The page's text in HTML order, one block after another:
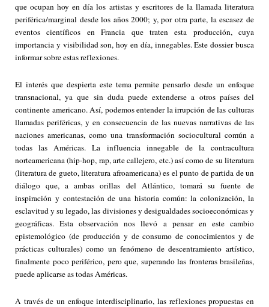
que ocupan hoy en día los artistas y escritores de la llamada literatura
periférica/marginal desde los años 2000; y, por otra parte, la escasez de
eventos científicos en Francia que traten esta producción, cuya
importancia y visibilidad son, hoy en día, innegables. Este dossier busca
informar sobre estas reflexiones.
El interés que despierta este tema permite pensarlo desde un enfoque
transnacional, ya que sin duda puede extenderse a otros países del
continente americano. Así, podemos entender la irrupción de las culturas
llamadas periféricas, y en consecuencia de las nuevas narrativas de las
naciones americanas, como una transformación sociocultural común a
todas las Américas. La influencia innegable de la contracultura
norteamericana (hip-hop, rap, arte callejero, etc.) así como de su literatura
(literatura de gueto, literatura afroamericana) es el punto de partida de un
diálogo que, a ambas orillas del Atlántico, tomará su fuente de
inspiración y contestación de una historia común: la colonización, la
esclavitud y su legado, las divisiones y desigualdades socioeconómicas y
geográficas. Esta observación nos llevó a pensar en este cambio
epistemológico (de producción y de consumo de conocimientos y de
prácticas culturales) como un fenómeno de descentramiento artístico,
finalmente poco periférico, pero que, superando las fronteras brasileñas,
puede aplicarse as todas Américas.
A través de un enfoque interdisciplinario, las reflexiones propuestas en